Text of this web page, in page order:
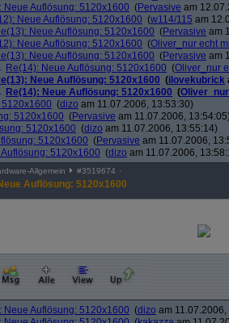
Neue Auflösung: 5120x1600 (Pervasive am
Neue Auflösung: 5120x1600 (w114/115 am
Neue Auflösung: 5120x1600 (Pervasive am
Neue Auflösung: 5120x1600 (Oliver_nur echt
Neue Auflösung: 5120x1600 (Pervasive am
Re(14): Neue Auflösung: 5120x1600 (Oliver_nur
Neue Auflösung: 5120x1600 (ilovekubrick
Re(14): Neue Auflösung: 5120x1600 (
5120x1600 (dizo am 11.07.2006, 13:53:30)
5120x1600 (Pervasive am 11.07.2006, 13:54:05)
5120x1600 (dizo am 11.07.2006, 13:55:14)
5120x1600 (Pervasive am 11.07.2006,
5120x1600 (dizo am 11.07.2006,
Allgemein #3519674
Auflösung: 5120x1600
Neue Auflösung: 5120x1600 (dizo am 11.07.2006,